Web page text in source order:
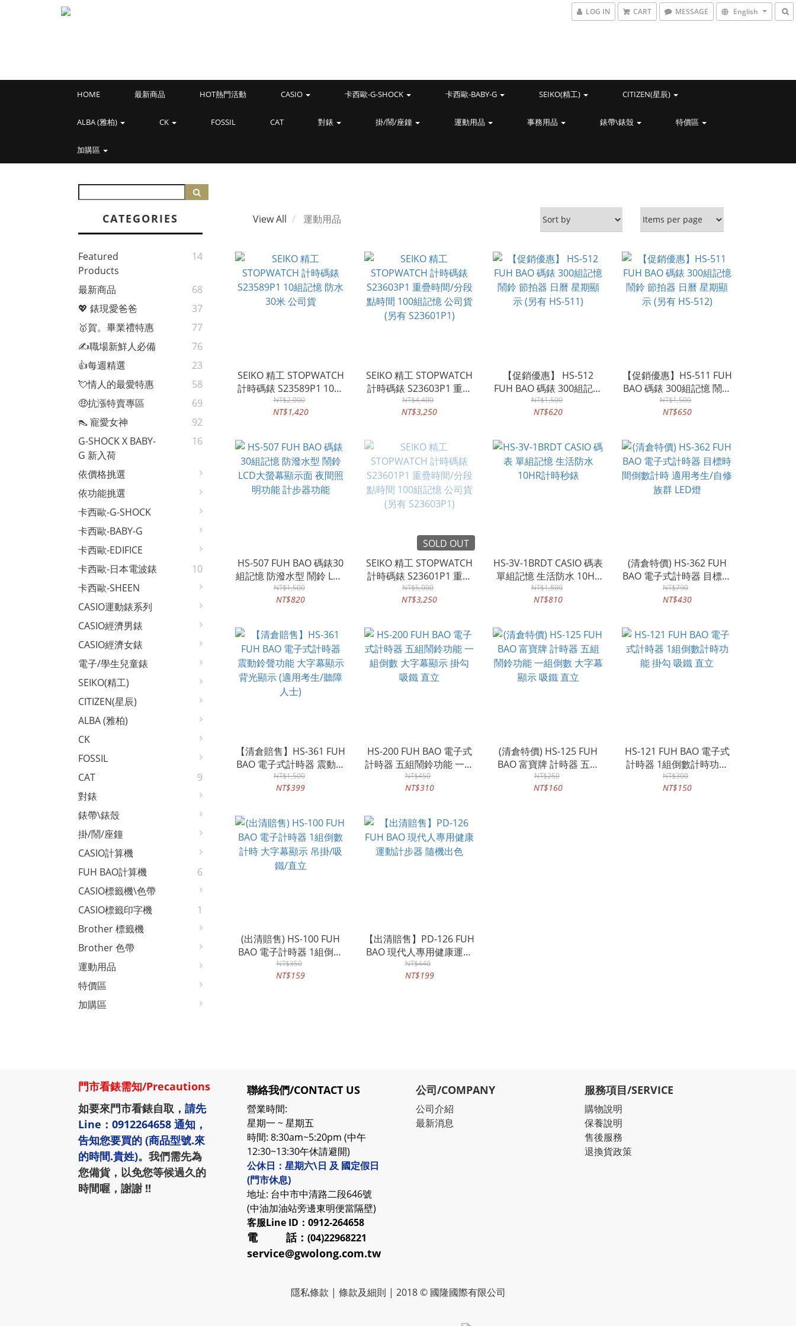
LOG IN CART MESSAGE English
HOME 最新商品 HOT熱門活動 CASIO 卡西歐-G-SHOCK 卡西歐-BABY-G SEIKO(精工) CITIZEN(星辰)
ALBA (雅柏) CK FOSSIL CAT 對錶 掛/鬧/座鐘 運動用品 事務用品 錶帶\錶殼 特價區
加購區
CATEGORIES
Featured
Products
14
最新商品
68
💖 錶現愛爸爸
37
🥇賀。畢業禮特惠
77
✍️職場新鮮人必備
76
👍每週精選
23
💘情人的最愛特惠
58
🤑抗漲特賣專區
69
👠 寵愛女神
92
G-SHOCK X BABY-
G 新入荷
16
依價格挑選
依功能挑選
卡西歐-G-SHOCK
卡西歐-BABY-G
卡西歐-EDIFICE
卡西歐-日本電波錶
10
卡西歐-SHEEN
CASIO運動錶系列
CASIO經濟男錶
CASIO經濟女錶
電子/學生兒童錶
SEIKO(精工)
CITIZEN(星辰)
ALBA (雅柏)
CK
FOSSIL
CAT
9
對錶
錶帶\錶殼
掛/鬧/座鐘
CASIO計算機
FUH BAO計算機
6
CASIO標籤機\色帶
CASIO標籤印字機
1
Brother 標籤機
Brother 色帶
運動用品
特價區
加購區
View All 運動用品
SEIKO 精工 STOPWATCH
計時碼錶 S23589P1 10組
記憶 防水30米 公司貨
NT$2,000
NT$1,420
SEIKO 精工 STOPWATCH
計時碼錶 S23603P1 重疊
時間/分段點時間 100組記
憶 公司貨 (另有
NT$4,400
NT$3,250
【促銷優惠】 HS-512
FUH BAO 碼錶 300組記憶
鬧鈴 節拍器 日曆 星期顯
示 (另有 HS-511)
NT$1,500
NT$620
【促銷優惠】HS-511 FUH
BAO 碼錶 300組記憶 鬧鈴
節拍器 日曆 星期顯示 (另
有 HS-512)
NT$1,500
NT$650
HS-507 FUH BAO 碼錶30
組記憶 防潑水型 鬧鈴 LCD
大螢幕顯示面 夜間照明功
能 計步器功能
NT$1,500
NT$820
SOLD OUT
SEIKO 精工 STOPWATCH
計時碼錶 S23601P1 重疊
時間/分段點時間 100組記
憶 公司貨 (另有
NT$5,000
NT$3,250
HS-3V-1BRDT CASIO 碼表
單組記憶 生活防水 10HR
計時秒錶
NT$1,800
NT$810
(清倉特價) HS-362 FUH
BAO 電子式計時器 目標時
間倒數計時 適用考生/自修
族群 LED燈
NT$790
NT$430
【清倉賠售】HS-361 FUH
BAO 電子式計時器 震動鈴
聲功能 大字幕顯示 背光顯
示 (適用考生/聽障人士)
NT$1,500
NT$399
HS-200 FUH BAO 電子式
計時器 五組鬧鈴功能 一組
倒數 大字幕顯示 掛勾 吸
鐵 直立
NT$450
NT$310
(清倉特價) HS-125 FUH
BAO 富寶牌 計時器 五組
鬧鈴功能 一組倒數 大字幕
顯示 吸鐵 直立
NT$250
NT$160
HS-121 FUH BAO 電子式
計時器 1組倒數計時功能
掛勾 吸鐵 直立
NT$300
NT$150
(出清賠售) HS-100 FUH
BAO 電子計時器 1組倒數
計時 大字幕顯示 吊掛/吸
鐵/直立
NT$350
NT$159
【出清賠售】PD-126 FUH
BAO 現代人專用健康運動
計步器 隨機出色
NT$440
NT$199
門市看錶需知/Precautions
如要來門市看錶自取， 請先
Line：0912264658 通知，
告知您要買的 (商品型號.來
的時間.貴姓)。我們需先為
您備貨，以免您等候過久的
時間喔，謝謝 !!
聯絡我們/CONTACT US
營業時間:
星期一 ~ 星期五
時間: 8:30am~5:20pm (中午
12:30~13:30午休請避開)
公休日：星期六\日 及 國定假日
(門市休息)
地址: 台中市中清路二段646號
(中油加油站旁邊東明便當隔壁)
客服Line ID：0912-264658
電 話： (04)22968221
service@gwolong.com.tw
公司/COMPANY
公司介紹
最新消息
服務項目/SERVICE
購物說明
保養說明
售後服務
退換貨政策
隱私條款 | 條款及細則 | 2018 © 國隆國際有限公司